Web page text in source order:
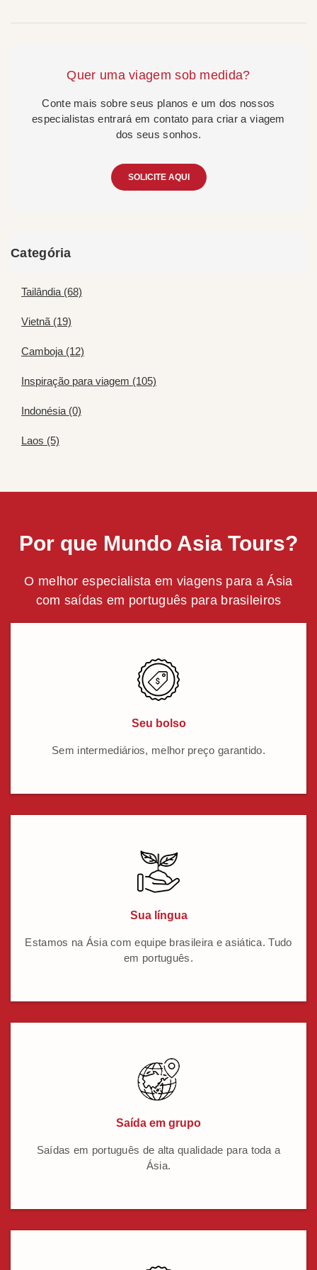
Quer uma viagem sob medida?
Conte mais sobre seus planos e um dos nossos
especialistas entrará em contato para criar a viagem
dos seus sonhos.
SOLICITE AQUI
Categória
Tailândia (68)
Vietnã (19)
Camboja (12)
Inspiração para viagem (105)
Indonésia (0)
Laos (5)
Por que Mundo Asia Tours?
O melhor especialista em viagens para a Ásia
com saídas em português para brasileiros
Seu bolso
Sem intermediários, melhor preço garantido.
Sua língua
Estamos na Ásia com equipe brasileira e asiática. Tudo
em português.
Saída em grupo
Saídas em português de alta qualidade para toda a
Ásia.